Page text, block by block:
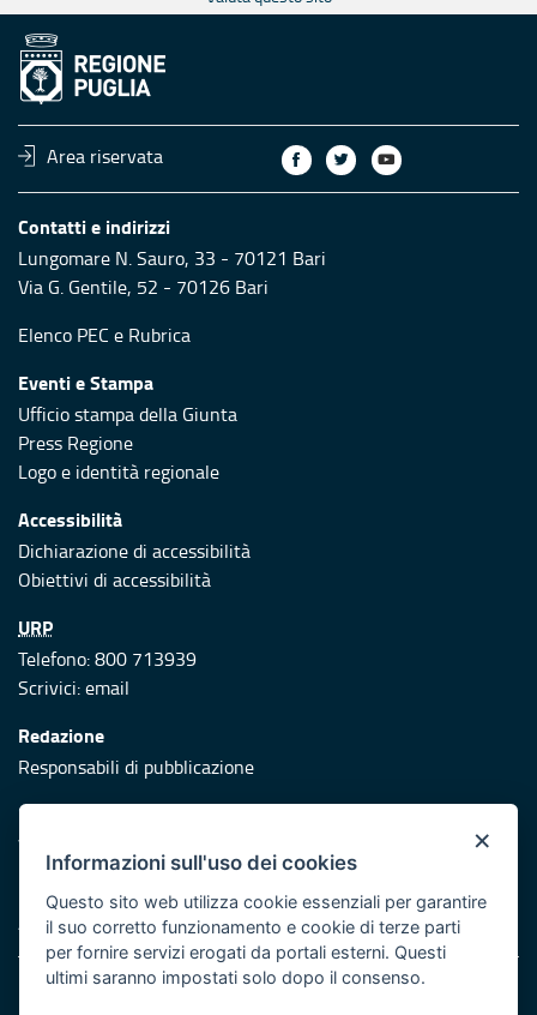
Area riservata
Contatti e indirizzi
Lungomare N. Sauro, 33 - 70121 Bari
Via G. Gentile, 52 - 70126 Bari
Elenco PEC e Rubrica
Eventi e Stampa
Ufficio stampa della Giunta
Press Regione
Logo e identità regionale
Accessibilità
Dichiarazione di accessibilità
Obiettivi di accessibilità
URP
Telefono: 800 713939
Scrivici:email
Redazione
Responsabili di pubblicazione
Protezione civile
Vai al sito di Protezione Civile Puglia
Iniziativa finanziata con risorse del POR Puglia 2014/2020 -
Asse XI
Note legali
×
Informazioni sull'uso dei cookies
Questo sito web utilizza cookie essenziali per garantire
il suo corretto funzionamento e cookie di terze parti
per fornire servizi erogati da portali esterni. Questi
ultimi saranno impostati solo dopo il consenso.